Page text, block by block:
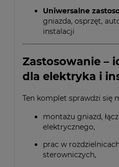
Uniwersalne
gniazda, osprzęt,
instalacji
Zastosowanie –
dla elektryka i
Ten komplet sprawdzi się
montażu gniazd,
elektrycznego,
prac w
sterowniczych,